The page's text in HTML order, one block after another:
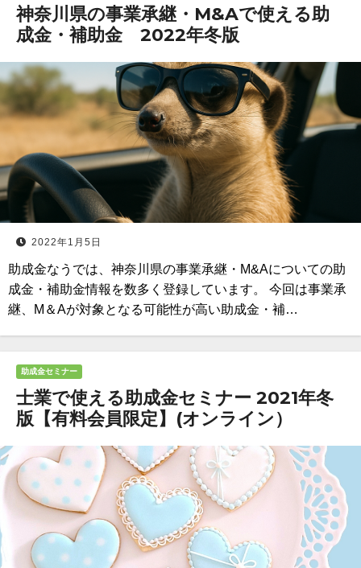
神奈川県の事業承継・M&Aで使える助
成金・補助金 2022年冬版
2022年1月5日
助成金なうでは、神奈川県の事業承継・M&Aについての助
成金・補助金情報を数多く登録しています。 今回は事業承
継、M＆Aが対象となる可能性が高い助成金・補…
助成金セミナー
士業で使える助成金セミナー 2021年冬
版【有料会員限定】(オンライン）